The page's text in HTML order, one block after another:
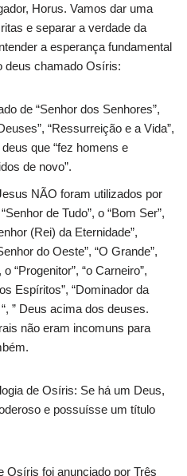
Horus. Vamos dar uma
e separar a verdade da
a esperança fundamental
deus chamado Osíris:
de “Senhor dos Senhores”,
“Ressurreição e a Vida”,
deus que “fez homens e
de novo”.
NÃO foram utilizados por
de Tudo”, o “Bom Ser”,
(Rei) da Eternidade”,
do Oeste”, “O Grande”,
“Progenitor”, “o Carneiro”,
Espíritos”, “Dominador da
” Deus acima dos deuses.
não eram incomuns para
de Osíris: Se há um Deus,
e possuísse um título
Osíris foi anunciado por Três